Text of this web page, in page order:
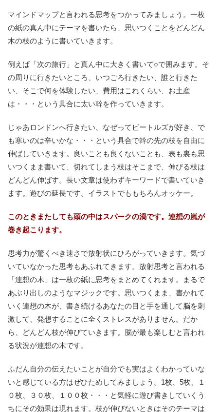
マインドマップと言われる思考をつかってみましょう。一枚
の紙の真ん中にテーマを書いたら、思いつくことをどんどん
木の枝のように書いていきます。
例えば「次の旅行」と真ん中に大きく書いて○で囲みます。そ
の周りに行きたいところ、いつごろ行きたい、誰と行きた
い、そこで何を体験したい、費用はこれくらい、お土産
は・・・という具合に太い幹を作っていきます。
じゃあロンドンへ行きたい、なぜってビートルズが好き、で
も寒いのは辛いかな・・・という具合で幹の先の枝を自由に
伸ばしていきます。良いことも良くないことも、表も裏も思
いつくまま書いて、切れてしまう枝はそこまで、伸びる枝は
どんどん伸ばす。長い文章は使わずキーワードで書いていき
ます。遊びの延長です。イラストでももちろんオッケー。
このときまたしても頭の中はスパークの渦です。連想の嵐が
巻き起こります。
思考力が驚くべき速さで放射状にひろがっていきます。気づ
いていなかった思考もあふれてきます。放射思考と言われる
「連想の木」は一枚の紙に思考をまとめてくれます。まるで
あぶり出しのようなマジックです。思いつくまま、書かれて
いく連想の木が、書き続けるあなたの目と手を通して脳を刺
激して、発想することに全くストレスがありません。だか
ら、どんどん枝が伸びていきます。脳が最も楽しむと言われ
る状況が連想の木です。
ふだん自分の伝えたいことが自分でも実はよくわかっていな
いと感じている方はぜひためしてみましょう。1枚、5枚、１
０枚、３０枚、１００枚・・・と気軽に遊び書きしていくう
ちにその効果は現れます。枝が伸びないときはそのテーマは